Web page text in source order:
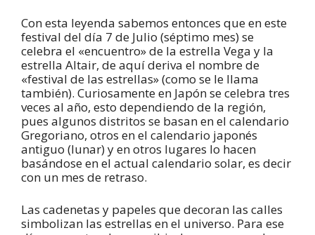
Con esta leyenda sabemos entonces que en este
festival del día 7 de Julio (séptimo mes) se
celebra el «encuentro» de la estrella Vega y la
estrella Altair, de aquí deriva el nombre de
«festival de las estrellas» (como se le llama
también). Curiosamente en Japón se celebra tres
veces al año, esto dependiendo de la región,
pues algunos distritos se basan en el calendario
Gregoriano, otros en el calendario japonés
antiguo (lunar) y en otros lugares lo hacen
basándose en el actual calendario solar, es decir
con un mes de retraso.
Las cadenetas y papeles que decoran las calles
simbolizan las estrellas en el universo. Para ese